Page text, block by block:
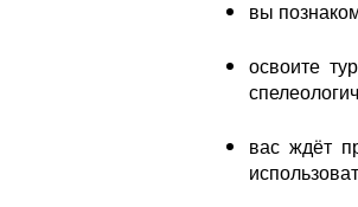
вы
освоите
вас ждёт